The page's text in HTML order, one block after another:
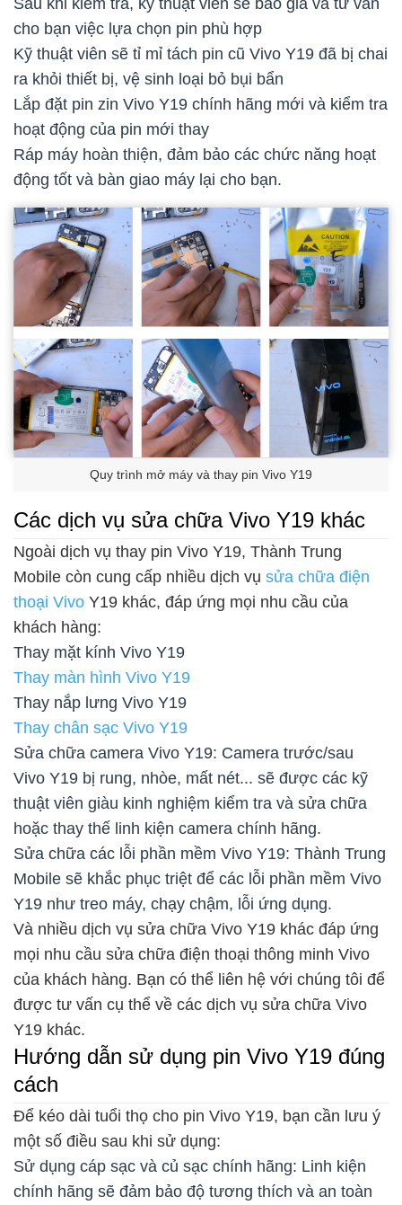
Sau khi kiểm tra, kỹ thuật viên sẽ báo giá và tư vấn
cho bạn việc lựa chọn pin phù hợp
Kỹ thuật viên sẽ tỉ mỉ tách pin cũ Vivo Y19 đã bị chai
ra khỏi thiết bị, vệ sinh loại bỏ bụi bẩn
Lắp đặt pin zin Vivo Y19 chính hãng mới và kiểm tra
hoạt động của pin mới thay
Ráp máy hoàn thiện, đảm bảo các chức năng hoạt
động tốt và bàn giao máy lại cho bạn.
Quy trình mở máy và thay pin Vivo Y19
Các dịch vụ sửa chữa Vivo Y19 khác
Ngoài dịch vụ thay pin Vivo Y19, Thành Trung
Mobile còn cung cấp nhiều dịch vụ sửa chữa điện
thoại Vivo Y19 khác, đáp ứng mọi nhu cầu của
khách hàng:
Thay mặt kính Vivo Y19
Thay màn hình Vivo Y19
Thay nắp lưng Vivo Y19
Thay chân sạc Vivo Y19
Sửa chữa camera Vivo Y19: Camera trước/sau
Vivo Y19 bị rung, nhòe, mất nét... sẽ được các kỹ
thuật viên giàu kinh nghiệm kiểm tra và sửa chữa
hoặc thay thế linh kiện camera chính hãng.
Sửa chữa các lỗi phần mềm Vivo Y19: Thành Trung
Mobile sẽ khắc phục triệt để các lỗi phần mềm Vivo
Y19 như treo máy, chạy chậm, lỗi ứng dụng.
Và nhiều dịch vụ sửa chữa Vivo Y19 khác đáp ứng
mọi nhu cầu sửa chữa điện thoại thông minh Vivo
của khách hàng. Bạn có thể liên hệ với chúng tôi để
được tư vấn cụ thể về các dịch vụ sửa chữa Vivo
Y19 khác.
Hướng dẫn sử dụng pin Vivo Y19 đúng
cách
Để kéo dài tuổi thọ cho pin Vivo Y19, bạn cần lưu ý
một số điều sau khi sử dụng:
Sử dụng cáp sạc và củ sạc chính hãng: Linh kiện
chính hãng sẽ đảm bảo độ tương thích và an toàn